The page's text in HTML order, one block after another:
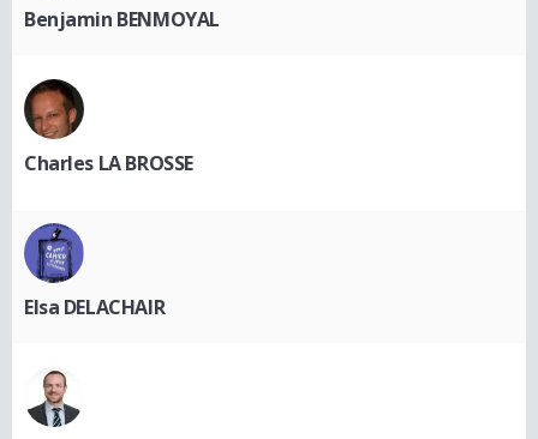
Benjamin BENMOYAL
Charles LA BROSSE
Elsa DELACHAIR